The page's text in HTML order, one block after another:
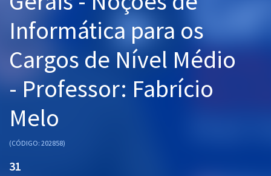
Mentorias
Questões grátis
Conteúdo gratuito
Aprovados
Informática para os
Cargos de Nível Médio
- Professor: Fabrício
Melo
(CÓDIGO: 202858)
31